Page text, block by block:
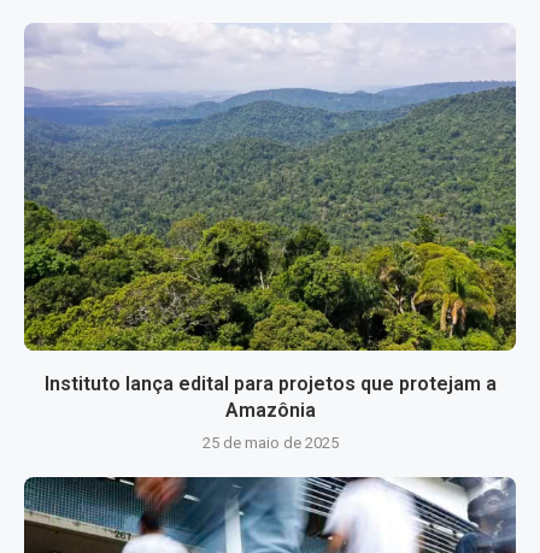
Instituto lança edital para projetos que protejam a
Amazônia
25 de maio de 2025